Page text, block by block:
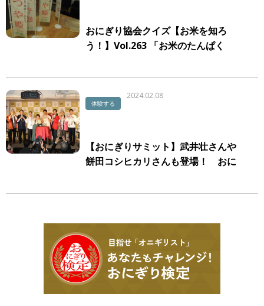
おにぎり協会クイズ【お米を知ろ
う！】Vol.263 「お米のたんぱく
体験する
2024.02.08
【おにぎりサミット】武井壮さんや
餅田コシヒカリさんも登場！ おに
スペシャルイベント